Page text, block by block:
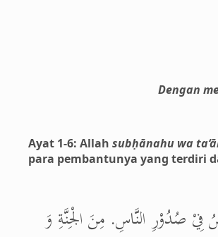
Dengan
Ayat 1-6: Allah subḥānahu wa
para pembantunya yang terdiri
صُدُوْرِ النَّاسِ. مِنَ الْجِنَّةِ وَ